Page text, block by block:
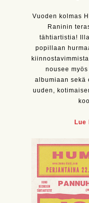
Vuoden kolmas
Raninin
tähtiartistia!
popillaan
nousee
albumiaan sekä
uuden,
Lue